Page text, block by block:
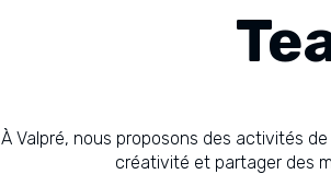
À Valpré, nous proposons des activités
créativité et partager des